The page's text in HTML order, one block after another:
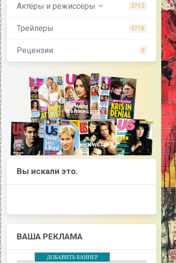
Актёры и режиссёры 3712
Трейлеры 9778
Рецензии 9
Вы искали это.
ВАША РЕКЛАМА
ДОБАВИТЬ БАННЕР